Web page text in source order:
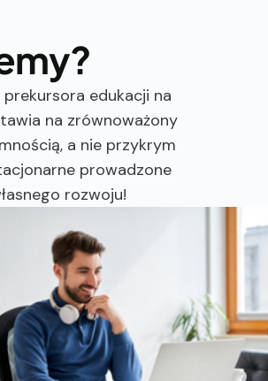
edukacji na
na zrównoważony
a nie przykrym
prowadzone
rozwoju!